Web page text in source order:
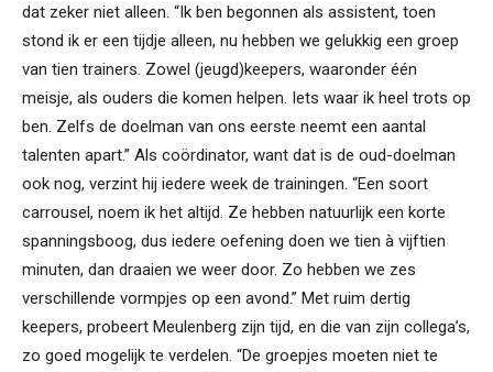
dat zeker niet alleen. “Ik ben begonnen als assistent, toen
stond ik er een tijdje alleen, nu hebben we gelukkig een groep
van tien trainers. Zowel (jeugd)keepers, waaronder één
meisje, als ouders die komen helpen. Iets waar ik heel trots op
ben. Zelfs de doelman van ons eerste neemt een aantal
talenten apart.” Als coördinator, want dat is de oud-doelman
ook nog, verzint hij iedere week de trainingen. “Een soort
carrousel, noem ik het altijd. Ze hebben natuurlijk een korte
spanningsboog, dus iedere oefening doen we tien à vijftien
minuten, dan draaien we weer door. Zo hebben we zes
verschillende vormpjes op een avond.” Met ruim dertig
keepers, probeert Meulenberg zijn tijd, en die van zijn collega’s,
zo goed mogelijk te verdelen. “De groepjes moeten niet te